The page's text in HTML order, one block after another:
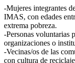
-Mujeres integrantes
IMAS, con edades
extrema pobreza.
-Personas voluntarias
organizaciones o
-Vecinas/os de las
con cultura de